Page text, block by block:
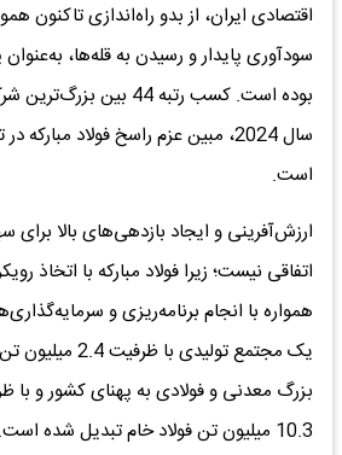
اقتصادی ایران، از بدو راه‌اندازی تاکنون
سودآوری پایدار و رسیدن به قله‌ها،
بوده است. کسب رتبه 44
سال 2024، مبین عزم راسخ فولاد
است.
ارزش‌آفرینی و ایجاد بازدهی‌های بالا برای
اتفاقی نیست؛ زیرا فولاد مبارکه با اتخاذ
همواره با انجام برنامه‌ریزی و
یک مجتمع تولیدی
بزرگ معدنی و فولادی به پهنای کشور و با
10.3 میلیون تن فولاد خام تبدیل شده